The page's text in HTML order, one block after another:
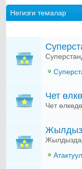
Негизги темалар
Чет
Чет